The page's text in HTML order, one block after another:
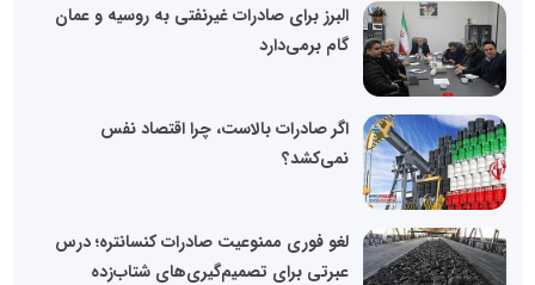
البرز برای صادرات غیرنفتی به روسیه و عمان
گام برمی‌دارد
اگر صادرات بالاست، چرا اقتصاد نفس
نمی‌کشد؟
لغو فوری ممنوعیت صادرات کنسانتره؛ درس
عبرتی برای تصمیم‌گیری‌های شتاب‌زده